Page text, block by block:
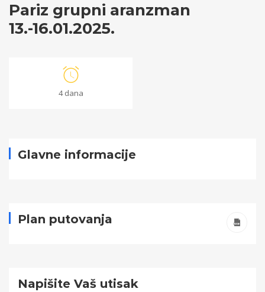
Pariz grupni aranzman
13.-16.01.2025.
4 dana
Pariz
grupni
13.-16.01.2025.
2024-
12-
Glavne informacije
Plan putovanja
Napišite Vaš utisak